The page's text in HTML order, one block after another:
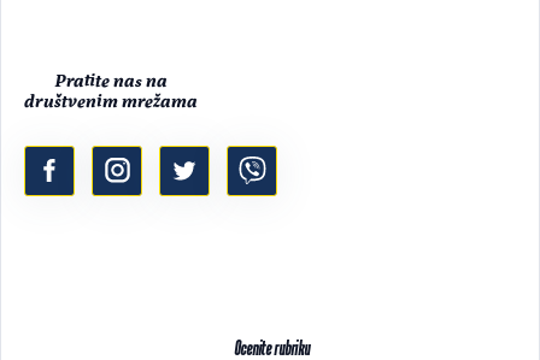
Pratite nas na
društvenim mrežama
Ocenite rubriku